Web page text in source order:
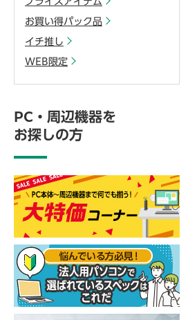
お買い得パック品
イチ推し
WEB限定
PC・周辺機器を
お探しの方